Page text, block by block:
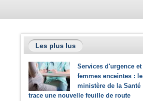
Les plus lus
Services d'urgence et
femmes enceintes : le
ministère de la Santé
trace une nouvelle feuille de route